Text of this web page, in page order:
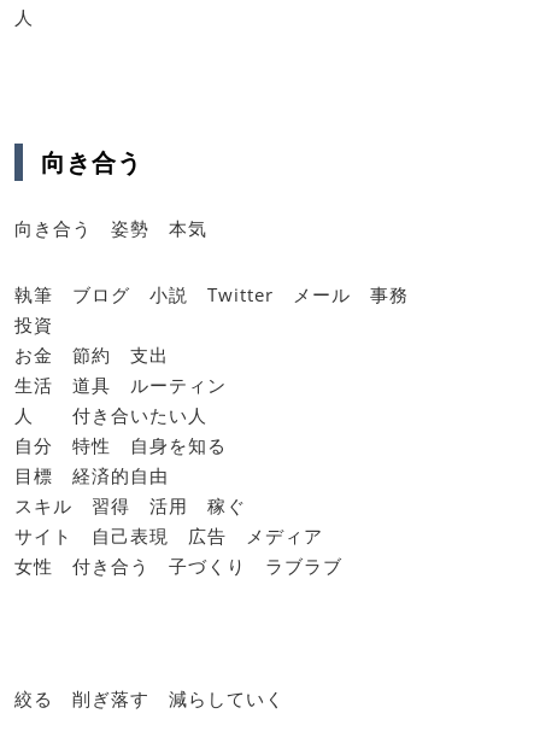
人
向き合う
向き合う 姿勢 本気
執筆 ブログ 小説 Twitter メール 事務
投資
お金 節約 支出
生活 道具 ルーティン
人 付き合いたい人
自分 特性 自身を知る
目標 経済的自由
スキル 習得 活用 稼ぐ
サイト 自己表現 広告 メディア
女性 付き合う 子づくり ラブラブ
絞る 削ぎ落す 減らしていく